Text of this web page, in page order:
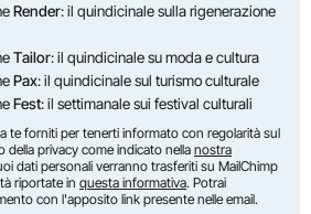
Render: il quindicinale sulla rigenerazione
Tailor: il quindicinale su moda e cultura
Pax: il quindicinale sul turismo culturale
Fest: il settimanale sui festival culturali
te forniti per tenerti informato con regolarità sul
della privacy come indicato nella nostra
dati personali verranno trasferiti su MailChimp
riportate in questa informativa. Potrai
con l'apposito link presente nelle email.